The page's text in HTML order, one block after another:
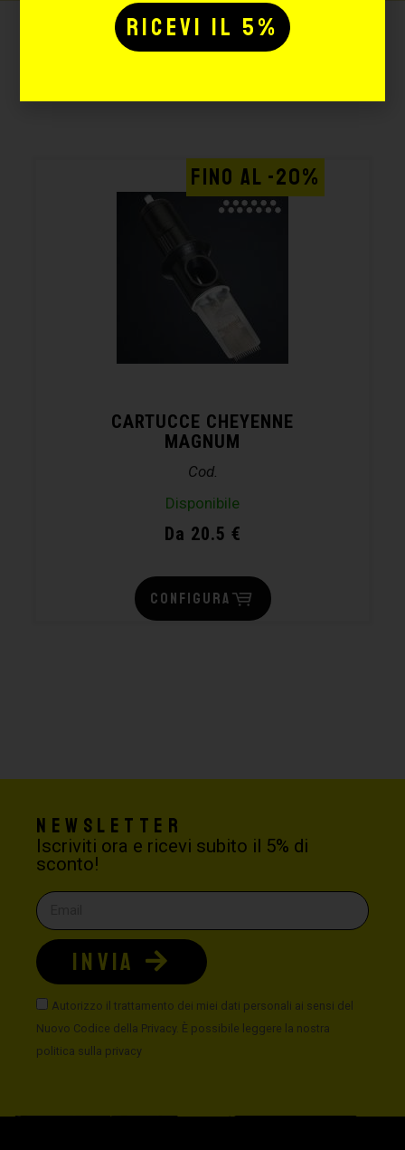
Potrebbe interessarti
CARTUCCE CHEYENNE
MAGNUM
Cod.
Disponibile
Da 20.5 €
FINO AL -20%
CONFIGURA
Newsletter
Iscriviti ora e ricevi subito il 5% di
sconto!
Autorizzo il trattamento dei miei dati personali ai sensi del
Nuovo Codice della Privacy. È possibile leggere la nostra
politica sulla privacy
INVIA